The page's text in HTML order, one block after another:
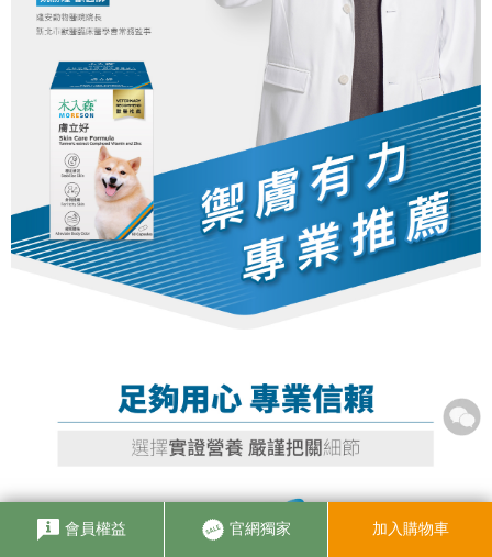
會員權益 官網獨家 加入購物車